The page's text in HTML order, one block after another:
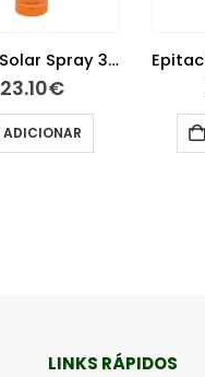
Avène Solar Spray 30+ 200 ml
23.10€
ADICIONAR
LINKS RÁPIDOS